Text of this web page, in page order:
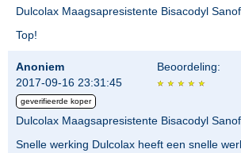
Dulcolax Maagsapresistente Bisacodyl
Top!
Anoniem
2017-09-16 23:31:45
geverifieerde koper
Beoordeling:
Dulcolax Maagsapresistente Bisacodyl
Snelle werking Dulcolax heeft een snelle